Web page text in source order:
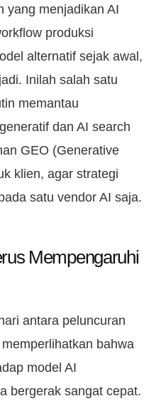
yang menjadikan AI
produksi
alternatif sejak awal,
Inilah salah satu
memantau
dan AI search
GEO (Generative
klien, agar strategi
satu vendor AI saja.
Mempengaruhi
antara peluncuran
bahwa
model AI
bergerak sangat cepat.